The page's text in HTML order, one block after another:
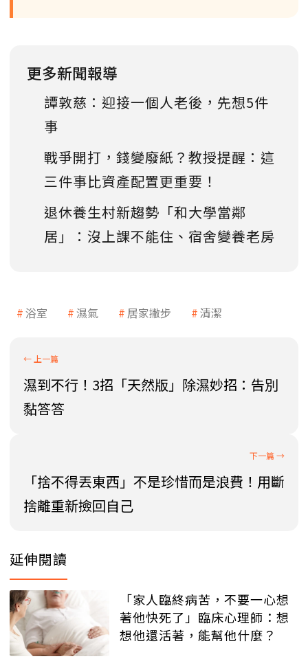
更多新聞報導
譚敦慈：迎接一個人老後，先想5件
事
戰爭開打，錢變廢紙？教授提醒：這
三件事比資產配置更重要！
退休養生村新趨勢「和大學當鄰
居」：沒上課不能住、宿舍變養老房
浴室 濕氣 居家撇步 清潔
濕到不行！3招「天然版」除濕妙招：告別
黏答答
「捨不得丟東西」不是珍惜而是浪費！用斷
捨離重新撿回自己
延伸閱讀
「家人臨終病苦，不要一心想
著他快死了」臨床心理師：想
想他還活著，能幫他什麼？